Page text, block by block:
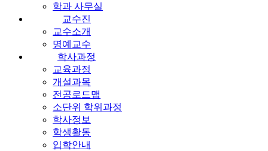
학과 사무실
교수진
교수소개
명예교수
학사과정
교육과정
개설과목
전공로드맵
소단위 학위과정
학사정보
학생활동
입학안내